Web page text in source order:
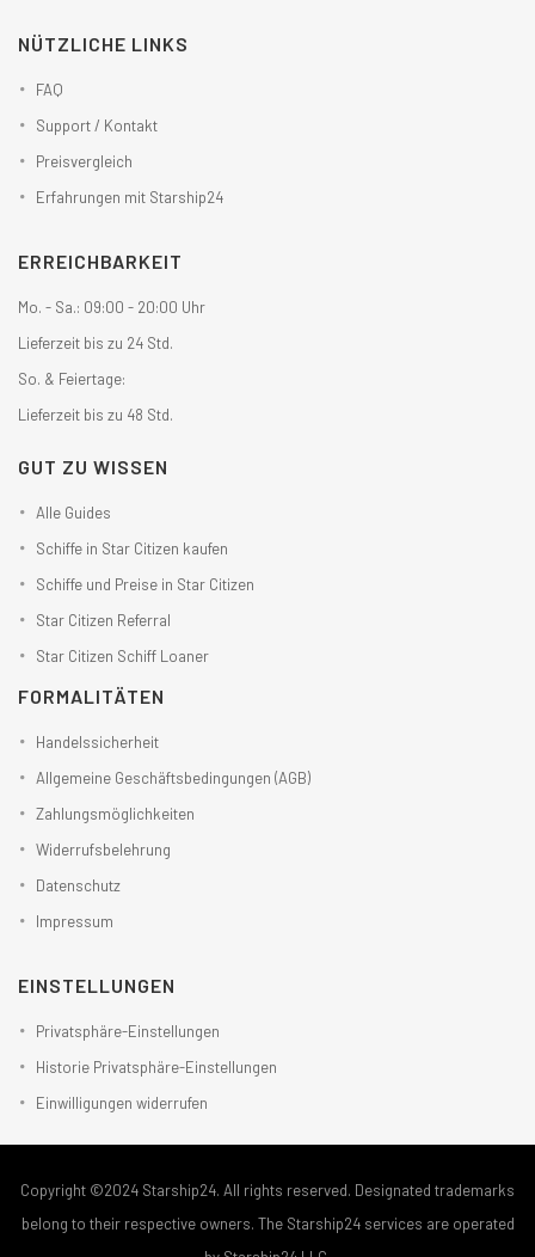
NÜTZLICHE LINKS
FAQ
Support / Kontakt
Preisvergleich
Erfahrungen mit Starship24
ERREICHBARKEIT
Mo. - Sa.: 09:00 - 20:00 Uhr
Lieferzeit bis zu 24 Std.
So. & Feiertage:
Lieferzeit bis zu 48 Std.
GUT ZU WISSEN
Alle Guides
Schiffe in Star Citizen kaufen
Schiffe und Preise in Star Citizen
Star Citizen Referral
Star Citizen Schiff Loaner
FORMALITÄTEN
Handelssicherheit
Allgemeine Geschäftsbedingungen (AGB)
Zahlungsmöglichkeiten
Widerrufsbelehrung
Datenschutz
Impressum
EINSTELLUNGEN
Privatsphäre-Einstellungen
Historie Privatsphäre-Einstellungen
Einwilligungen widerrufen
Copyright ©2024 Starship24. All rights reserved. Designated trademarks
belong to their respective owners. The Starship24 services are operated